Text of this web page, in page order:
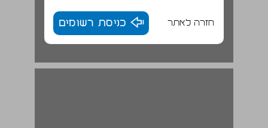
חזרה לאתר כניסת רשומים